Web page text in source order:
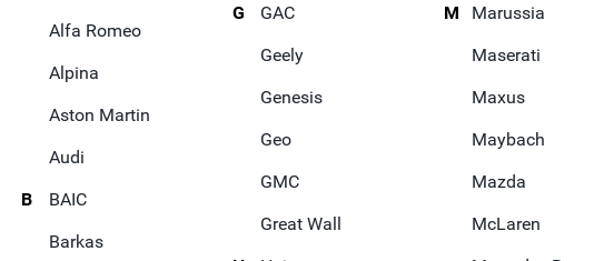
Alfa Romeo
Alpina
Aston Martin
Audi
B
BAIC
Barkas
G
GAC
Geely
Genesis
Geo
GMC
Great Wall
M
Marussia
Maserati
Maxus
Maybach
Mazda
McLaren